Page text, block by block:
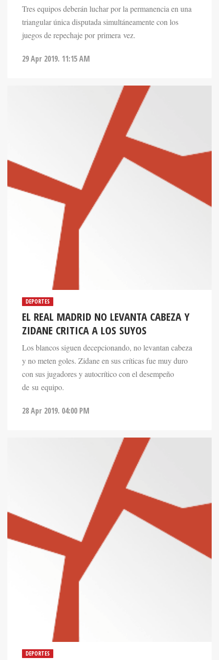
Tres equipos deberán luchar por la permanencia en una
triangular única disputada simultáneamente con los
juegos de repechaje por primera vez.
29 Apr 2019. 11:15 AM
DEPORTES
EL REAL MADRID NO LEVANTA CABEZA Y
ZIDANE CRITICA A LOS SUYOS
Los blancos siguen decepcionando, no levantan cabeza
y no meten goles. Zidane en sus críticas fue muy duro
con sus jugadores y autocrítico con el desempeño
de su equipo.
28 Apr 2019. 04:00 PM
DEPORTES